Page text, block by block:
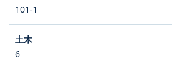
101-1
6